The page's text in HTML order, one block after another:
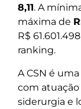
8,11. A
máxima de
R$
ranking.
A CSN é
com
siderurgia e